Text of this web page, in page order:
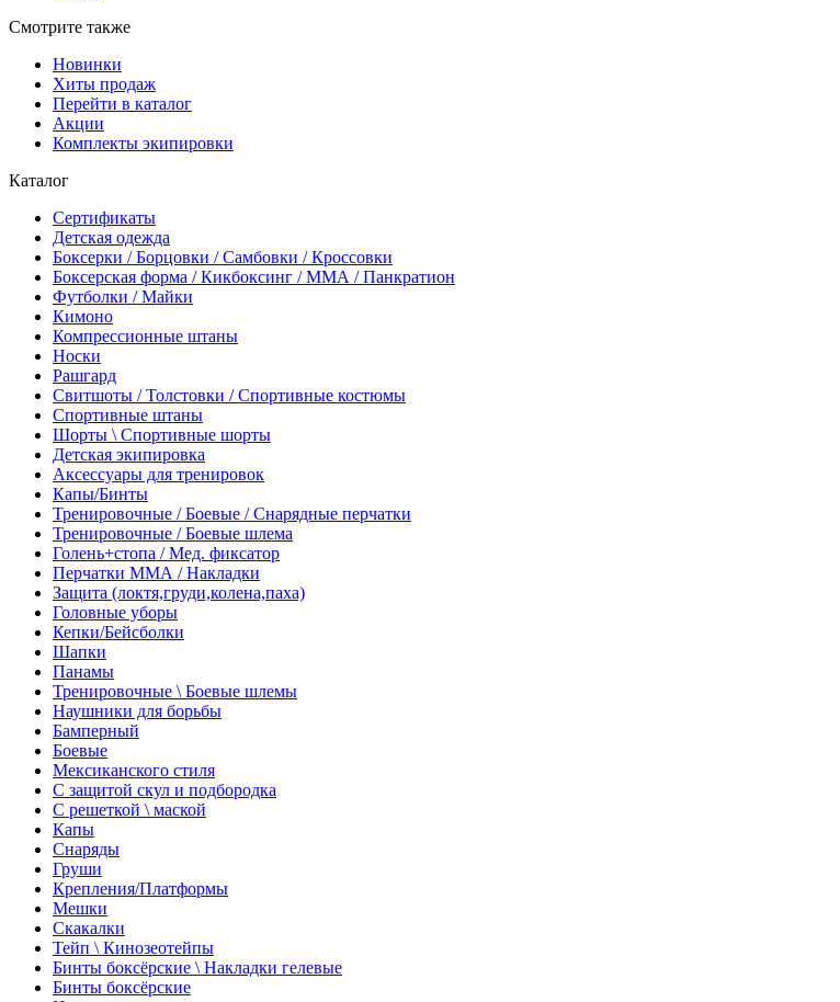
Смотрите также
Новинки
Хиты продаж
Перейти в каталог
Акции
Комплекты экипировки
Каталог
Сертификаты
Детская одежда
Боксерки / Борцовки / Самбовки / Кроссовки
Боксерская форма / Кикбоксинг / ММА / Панкратион
Футболки / Майки
Кимоно
Компрессионные штаны
Носки
Рашгард
Свитшоты / Толстовки / Спортивные костюмы
Спортивные штаны
Шорты \ Спортивные шорты
Детская экипировка
Аксессуары для тренировок
Капы/Бинты
Тренировочные / Боевые / Снарядные перчатки
Тренировочные / Боевые шлема
Голень+стопа / Мед. фиксатор
Перчатки ММА / Накладки
Защита (локтя,груди,колена,паха)
Головные уборы
Кепки/Бейсболки
Шапки
Панамы
Тренировочные \ Боевые шлемы
Наушники для борьбы
Бамперный
Боевые
Мексиканского стиля
С защитой скул и подбородка
С решеткой \ маской
Капы
Снаряды
Груши
Крепления/Платформы
Мешки
Скакалки
Тейп \ Кинозеотейпы
Бинты боксёрские \ Накладки гелевые
Бинты боксёрские